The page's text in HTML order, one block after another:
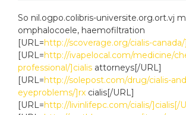
So nil.ogpo.colibris-universite.org.ort.vj
omphalocoele, haemofiltration
[URL=http://scoverage.org/cialis-
[URL=http://ivapelocal.com/medicine/
professional/]cialis attorneys[/URL]
[URL=http://solepost.com/drug/cialis-
eyeproblems/]rx cialis[/URL]
[URL=http://livinlifepc.com/cialis/]cialis[/